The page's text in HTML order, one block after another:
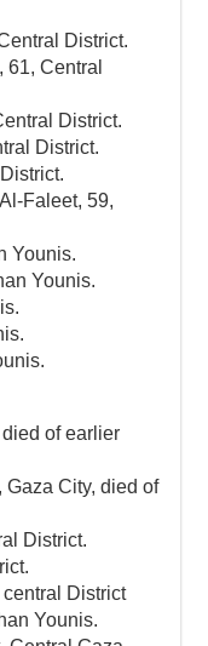
District.
61, Central
District.
District.
Faleet, 59,
Younis.
Younis.
died of earlier
City, died of
District.
District
Younis.